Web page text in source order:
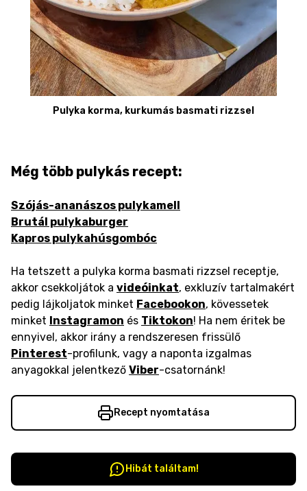
Pulyka korma, kurkumás basmati rizzsel
Még több pulykás recept:
Szójás-ananászos pulykamell
Brutál pulykaburger
Kapros pulykahúsgombóc
Ha tetszett a pulyka korma basmati rizzsel receptje,
akkor csekkoljátok a videóinkat, exkluzív tartalmakért
pedig lájkoljatok minket Facebookon, kövessetek
minket Instagramon és Tiktokon! Ha nem éritek be
ennyivel, akkor irány a rendszeresen frissülő
Pinterest-profilunk, vagy a naponta izgalmas
anyagokkal jelentkező Viber-csatornánk!
Recept nyomtatása
Hibát találtam!